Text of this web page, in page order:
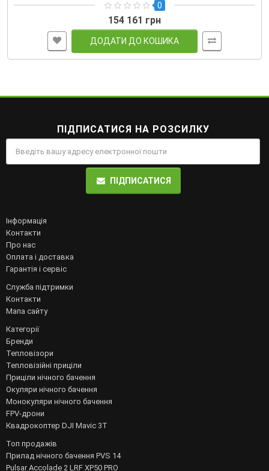
0
154 161 грн
ДОДАТИ ДО КОШИКА
ПІДПИСАТИСЯ НА РОЗСИЛКУ
ПІДПИСАТИСЯ
Інформація
Контакти
Про нас
Оплата і доставка
Гарантія і сервіс
Служба підтримки
Контакти
Мапа сайту
Категорії
Бренди
Тепловізори
Тепловізійні приціли
Приціли нічного бачення
Окуляри нічного бачення
Монокуляри нічного бачення
FPV-дрони
Квадрокоптер DJI Mavic 3T
Топ продажів
Прилад нічного бачення PVS 14
Pulsar Accolade 2 LRF XP50 PRO